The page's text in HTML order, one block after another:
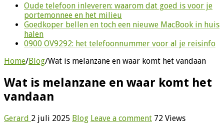
Oude telefoon inleveren: waarom dat goed is voor je
portemonnee en het milieu
Goedkoper bellen en toch een nieuwe MacBook in huis
halen
0900 OV9292: het telefoonnummer voor al je reisinfo
Home/Blog/Wat is melanzane en waar komt het vandaan
Wat is melanzane en waar komt het
vandaan
Gerard 2 juli 2025 Blog Leave a comment 72 Views